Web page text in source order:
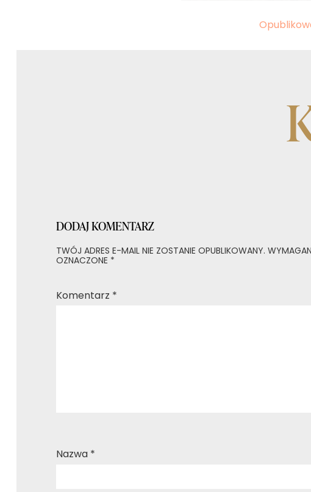
DODAJ KOMENTARZ
TWÓJ ADRES E-MAIL NIE ZOSTANIE OPUBLIKOWANY.
OZNACZONE *
Komentarz *
Nazwa *